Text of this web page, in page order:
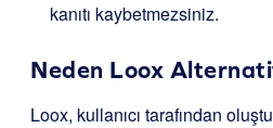
kanıtı kaybetmezsiniz.
Neden Loox
Loox, kullanıcı tarafından